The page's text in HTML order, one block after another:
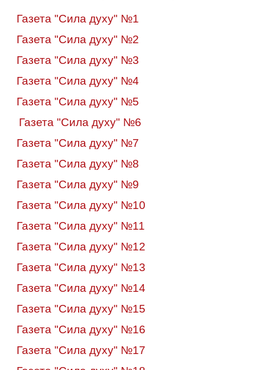
Газета "Сила духу" №1
Газета "Сила духу" №2
Газета "Сила духу" №3
Газета "Сила духу" №4
Газета "Сила духу" №5
Газета "Сила духу" №6
Газета "Сила духу" №7
Газета "Сила духу" №8
Газета "Сила духу" №9
Газета "Сила духу" №10
Газета "Сила духу" №11
Газета "Сила духу" №12
Газета "Сила духу" №13
Газета "Сила духу" №14
Газета "Сила духу" №15
Газета "Сила духу" №16
Газета "Сила духу" №17